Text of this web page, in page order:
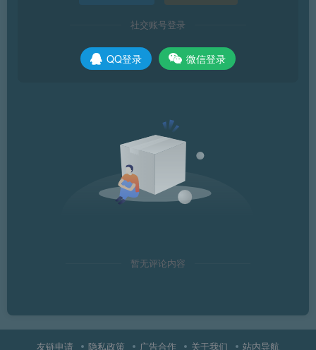
社交账号登录
QQ登录 微信登录
暂无评论内容
友链申请 隐私政策 广告合作 关于我们 站内导航